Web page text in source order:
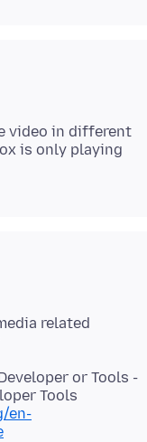
video in different
is only playing
related
or Tools -
Tools
en-